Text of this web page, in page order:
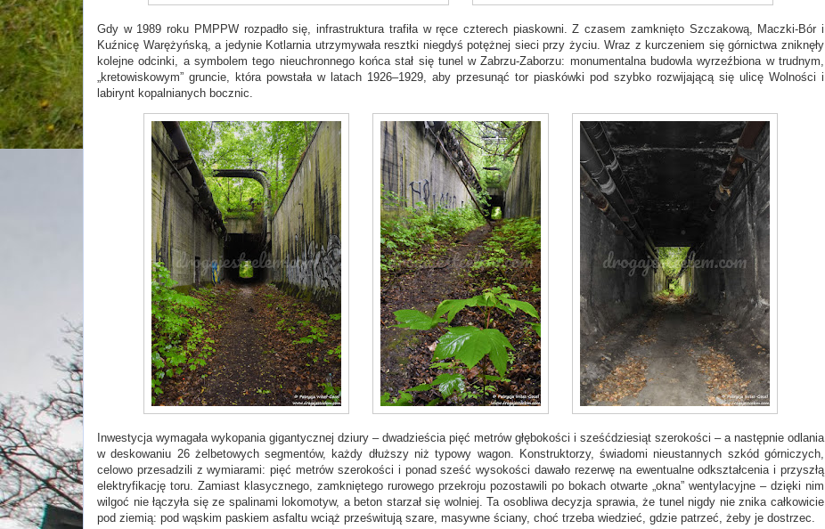
Gdy w 1989 roku PMPPW rozpadło się, infrastruktura trafiła w ręce czterech piaskowni. Z czasem zamknięto Szczakową, Maczki-Bór i
Kuźnicę Warężyńską, a jedynie Kotlarnia utrzymywała resztki niegdyś potężnej sieci przy życiu. Wraz z kurczeniem się górnictwa zniknęły
kolejne odcinki, a symbolem tego nieuchronnego końca stał się tunel w Zabrzu-Zaborzu: monumentalna budowla wyrzeźbiona w trudnym,
„kretowiskowym” gruncie, która powstała w latach 1926–1929, aby przesunąć tor piaskówki pod szybko rozwijającą się ulicę Wolności i
labirynt kopalnianych bocznic.
Inwestycja wymagała wykopania gigantycznej dziury – dwadzieścia pięć metrów głębokości i sześćdziesiąt szerokości – a następnie odlania
w deskowaniu 26 żelbetowych segmentów, każdy dłuższy niż typowy wagon. Konstruktorzy, świadomi nieustannych szkód górniczych,
celowo przesadzili z wymiarami: pięć metrów szerokości i ponad sześć wysokości dawało rezerwę na ewentualne odkształcenia i przyszłą
elektryfikację toru. Zamiast klasycznego, zamkniętego rurowego przekroju pozostawili po bokach otwarte „okna” wentylacyjne – dzięki nim
wilgoć nie łączyła się ze spalinami lokomotyw, a beton starzał się wolniej. Ta osobliwa decyzja sprawia, że tunel nigdy nie znika całkowicie
pod ziemią: pod wąskim paskiem asfaltu wciąż prześwitują szare, masywne ściany, choć trzeba wiedzieć, gdzie patrzeć, żeby je dostrzec.